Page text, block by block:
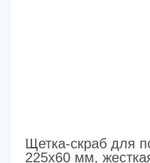
Щетка-скраб для
225х60 мм,